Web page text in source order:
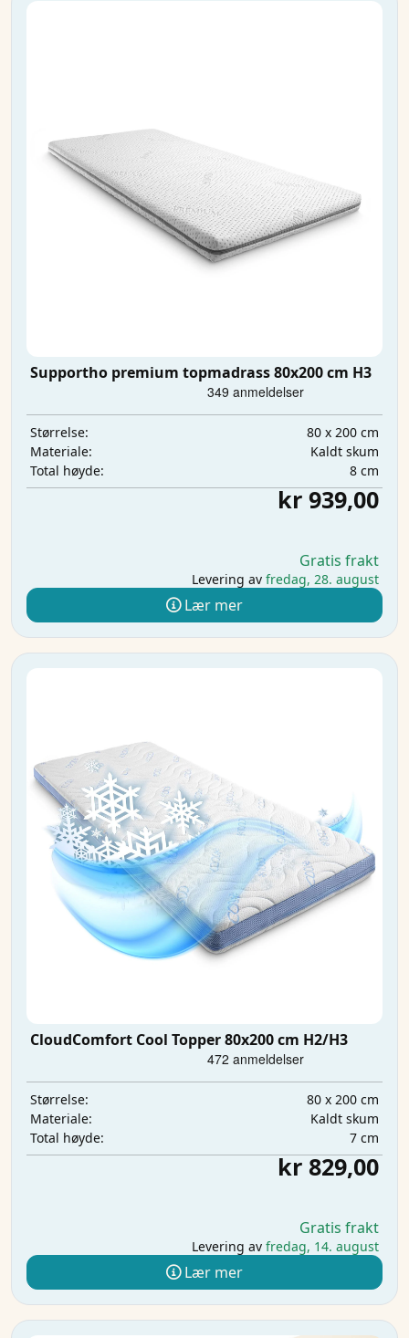
Supportho premium topmadrass 80x200 cm H3
Størrelse:
80 x 200 cm
Materiale:
Kaldt skum
Total høyde:
8 cm
kr 939,00
Gratis frakt
Levering av fredag, 28. august
Lær mer
CloudComfort Cool Topper 80x200 cm H2/H3
Størrelse:
80 x 200 cm
Materiale:
Kaldt skum
Total høyde:
7 cm
kr 829,00
Gratis frakt
Levering av fredag, 14. august
Lær mer